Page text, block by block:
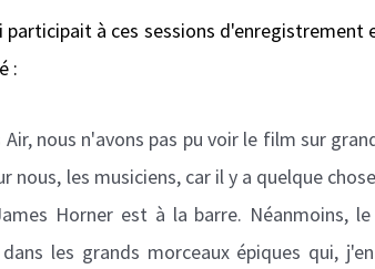
participait à ces sessions
:
nous n'avons pas pu voir le film sur
nous, les musiciens, car il y a quelque
Horner est à la barre. Néanmoins,
les grands morceaux épiques qui,